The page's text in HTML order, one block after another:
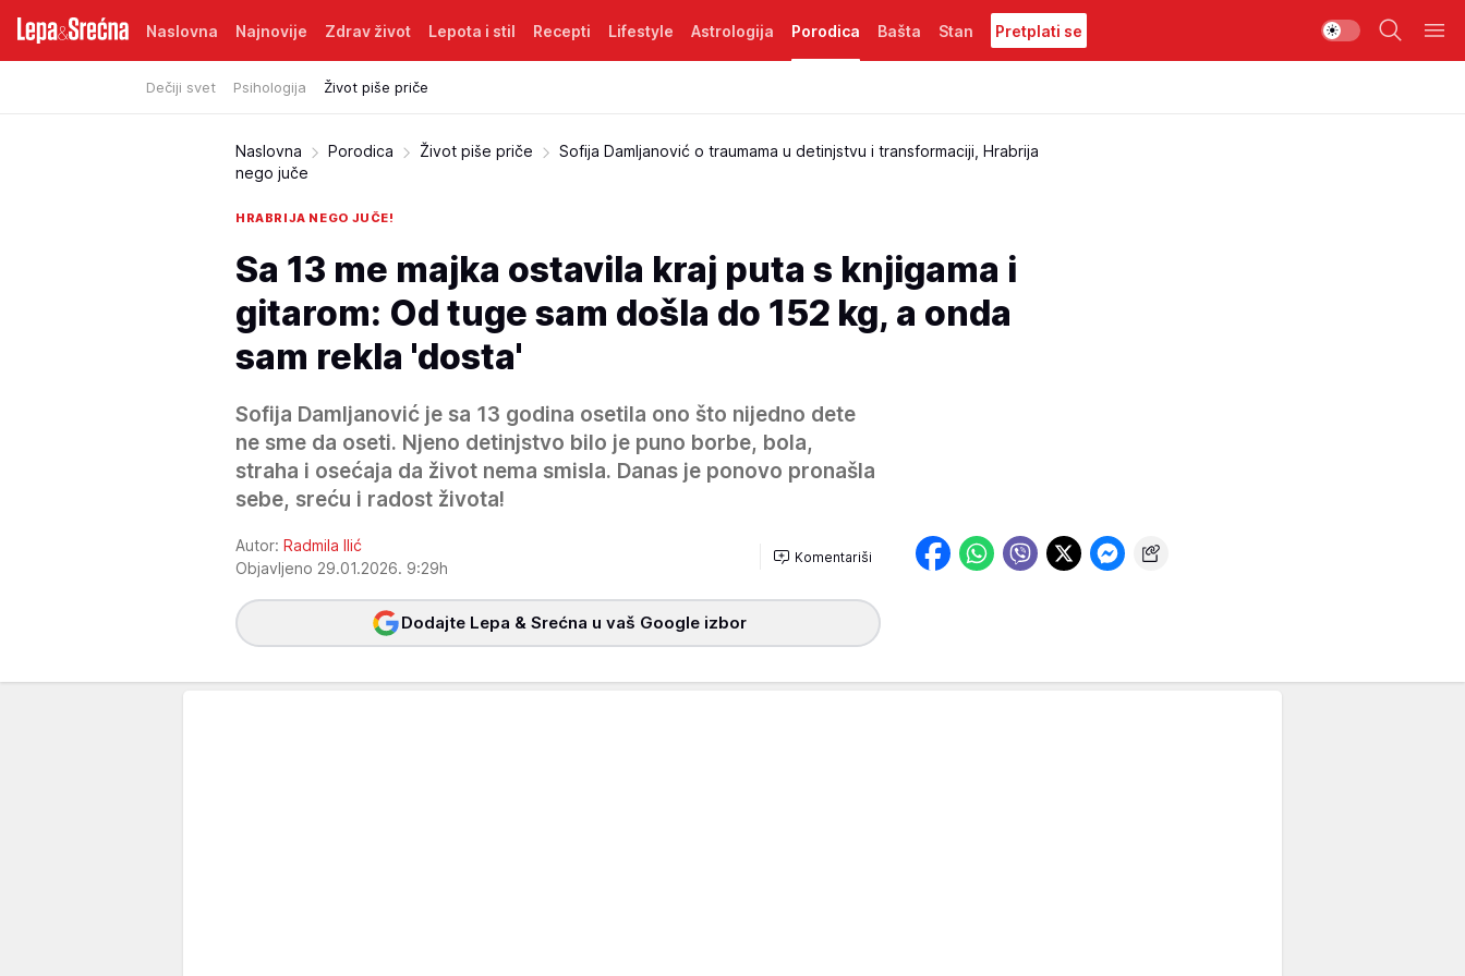
Naslovna Najnovije Zdrav život Lepota i stil Recepti Lifestyle Astrologija Porodica
Dečiji svet Psihologija Život piše priče
Bašta Stan Pretplati se
Naslovna Porodica Život piše priče
Sofija Damljanović o traumama u detinjstvu i transformaciji, Hrabrija
nego juče
HRABRIJA NEGO JUČE!
Sa 13 me majka ostavila kraj puta s knjigama i
gitarom: Od tuge sam došla do 152 kg, a onda
sam rekla 'dosta'
Sofija Damljanović je sa 13 godina osetila ono što nijedno dete
ne sme da oseti. Njeno detinjstvo bilo je puno borbe, bola,
straha i osećaja da život nema smisla. Danas je ponovo pronašla
sebe, sreću i radost života!
Autor: Radmila Ilić
Objavljeno 29.01.2026. 9:29h
Komentariši
Dodajte Lepa & Srećna u vaš Google izbor